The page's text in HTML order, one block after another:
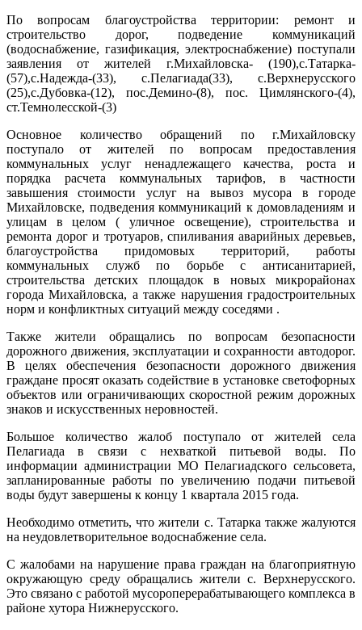
По вопросам благоустройства территории: ремонт и
строительство дорог, подведение коммуникаций
(водоснабжение, газификация, электроснабжение) поступали
заявления от жителей г.Михайловска- (190),с.Татарка-
(57),с.Надежда-(33), с.Пелагиада(33), с.Верхнерусского
(25),с.Дубовка-(12), пос.Демино-(8), пос. Цимлянского-(4),
ст.Темнолесской-(3)
Основное количество обращений по г.Михайловску
поступало от жителей по вопросам предоставления
коммунальных услуг ненадлежащего качества, роста и
порядка расчета коммунальных тарифов, в частности
завышения стоимости услуг на вывоз мусора в городе
Михайловске, подведения коммуникаций к домовладениям и
улицам в целом ( уличное освещение), строительства и
ремонта дорог и тротуаров, спиливания аварийных деревьев,
благоустройства придомовых территорий, работы
коммунальных служб по борьбе с антисанитарией,
строительства детских площадок в новых микрорайонах
города Михайловска, а также нарушения градостроительных
норм и конфликтных ситуаций между соседями .
Также жители обращались по вопросам безопасности
дорожного движения, эксплуатации и сохранности автодорог.
В целях обеспечения безопасности дорожного движения
граждане просят оказать содействие в установке светофорных
объектов или ограничивающих скоростной режим дорожных
знаков и искусственных неровностей.
Большое количество жалоб поступало от жителей села
Пелагиада в связи с нехваткой питьевой воды. По
информации администрации МО Пелагиадского сельсовета,
запланированные работы по увеличению подачи питьевой
воды будут завершены к концу 1 квартала 2015 года.
Необходимо отметить, что жители с. Татарка также жалуются
на неудовлетворительное водоснабжение села.
С жалобами на нарушение права граждан на благоприятную
окружающую среду обращались жители с. Верхнерусского.
Это связано с работой мусороперерабатывающего комплекса в
районе хутора Нижнерусского.